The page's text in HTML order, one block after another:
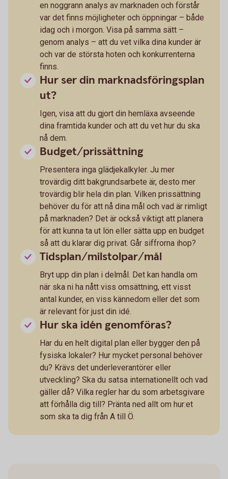
en noggrann analys av marknaden och förstår
var det finns möjligheter och öppningar – både
idag och i morgon. Visa på samma sätt –
genom analys – att du vet vilka dina kunder är
och var de största hoten och konkurrenterna
finns.
Hur ser din marknadsföringsplan
ut?
Igen, visa att du gjort din hemläxa avseende
dina framtida kunder och att du vet hur du ska
nå dem.
Budget/prissättning
Presentera inga glädjekalkyler. Ju mer
trovärdig ditt bakgrundsarbete är, desto mer
trovärdig blir hela din plan. Vilken prissättning
behöver du för att nå dina mål och vad är rimligt
på marknaden? Det är också viktigt att planera
för att kunna ta ut lön eller sätta upp en budget
så att du klarar dig privat. Går siffrorna ihop?
Tidsplan/milstolpar/mål
Bryt upp din plan i delmål. Det kan handla om
när ska ni ha nått viss omsättning, ett visst
antal kunder, en viss kännedom eller det som
är relevant för just din idé.
Hur ska idén genomföras?
Har du en helt digital plan eller bygger den på
fysiska lokaler? Hur mycket personal behöver
du? Krävs det underleverantörer eller
utveckling? Ska du satsa internationellt och vad
gäller då? Vilka regler har du som arbetsgivare
att förhålla dig till? Pränta ned allt om hur:et
som ska ta dig från A till Ö.